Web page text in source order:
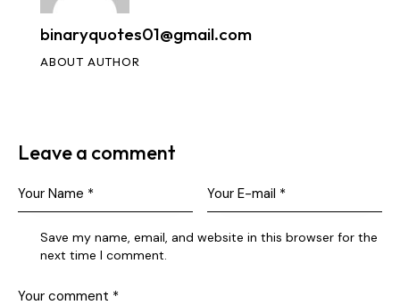
binaryquotes01@gmail.com
ABOUT AUTHOR
Leave a comment
Save my name, email, and website in this browser for the
next time I comment.